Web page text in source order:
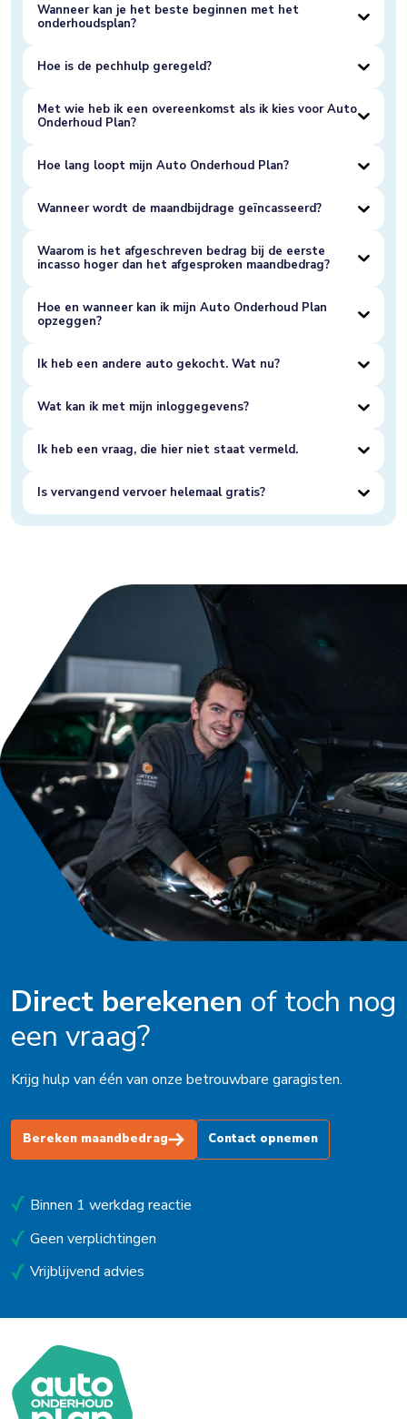
Wanneer kan je het beste beginnen met het
onderhoudsplan?
Hoe is de pechhulp geregeld?
Met wie heb ik een overeenkomst als ik kies voor Auto
Onderhoud Plan?
Hoe lang loopt mijn Auto Onderhoud Plan?
Wanneer wordt de maandbijdrage geïncasseerd?
Waarom is het afgeschreven bedrag bij de eerste
incasso hoger dan het afgesproken maandbedrag?
Hoe en wanneer kan ik mijn Auto Onderhoud Plan
opzeggen?
Ik heb een andere auto gekocht. Wat nu?
Wat kan ik met mijn inloggegevens?
Ik heb een vraag, die hier niet staat vermeld.
Is vervangend vervoer helemaal gratis?
Direct berekenen of toch nog
een vraag?
Krijg hulp van één van onze betrouwbare garagisten.
Bereken maandbedrag Contact opnemen
Binnen 1 werkdag reactie
Geen verplichtingen
Vrijblijvend advies